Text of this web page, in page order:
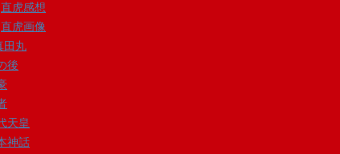
直虎感想
直虎画像
田丸
後
天皇
神話